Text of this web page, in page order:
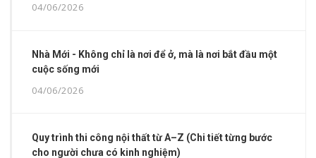
04/06/2026
Nhà Mới - Không chỉ là nơi để ở, mà là nơi bắt đầu một
cuộc sống mới
04/06/2026
Quy trình thi công nội thất từ A–Z (Chi tiết từng bước
cho người chưa có kinh nghiệm)